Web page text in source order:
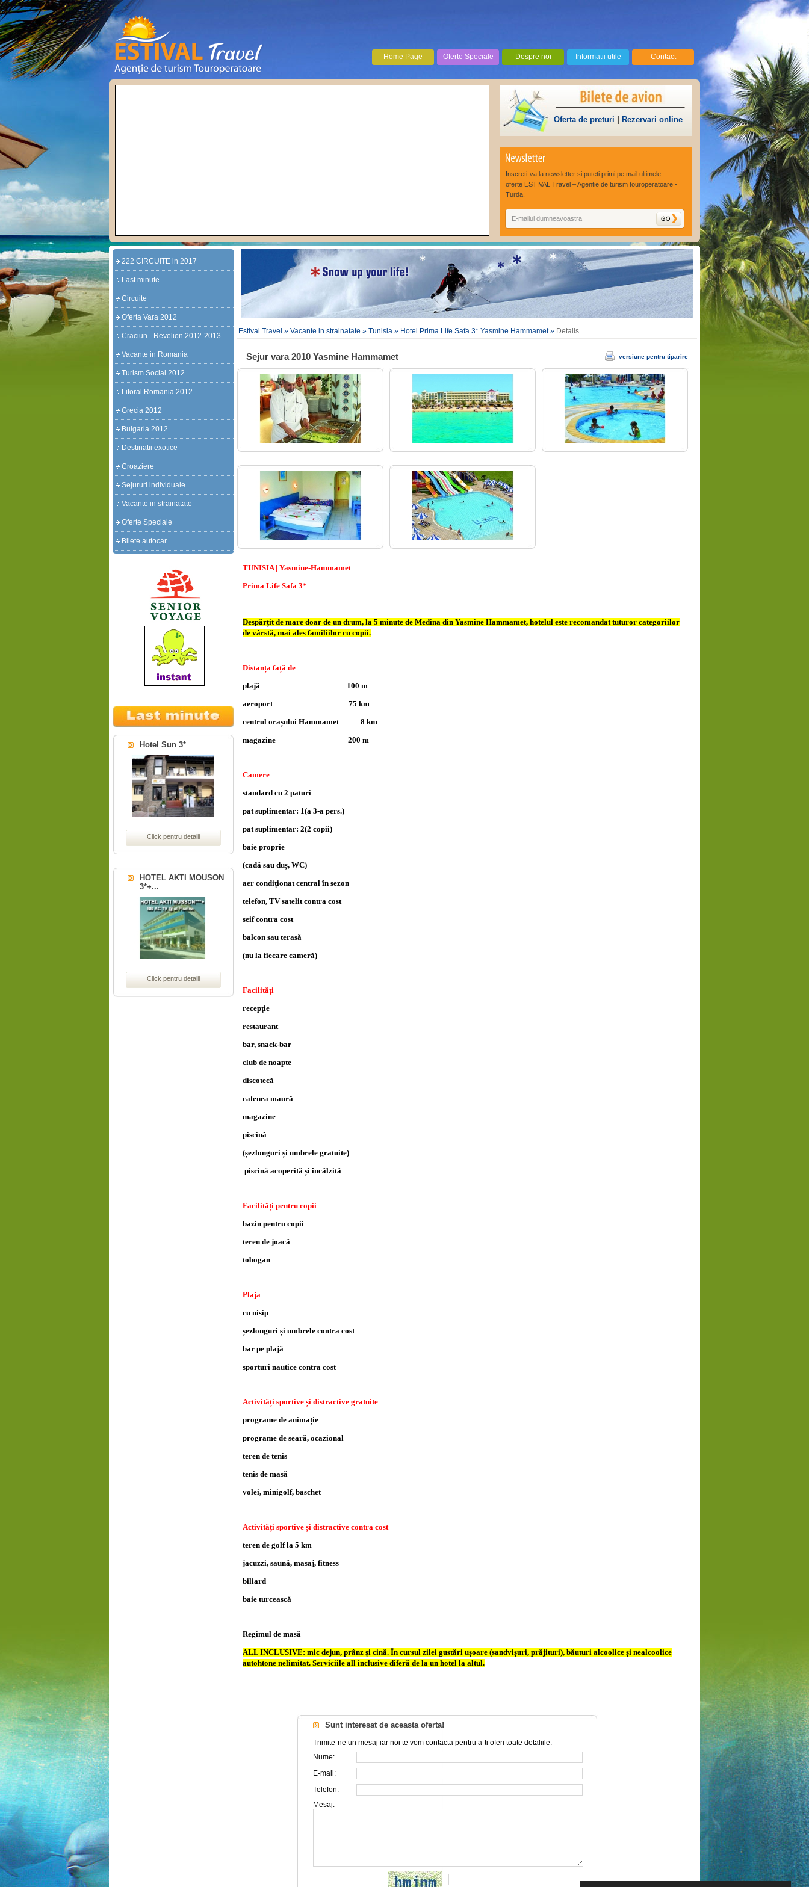
Home Page Oferte Speciale Despre noi Informatii utile Contact
Oferta de preturi Rezervari online
Inscreti-va la newsletter si puteti primi pe mail ultimele
oferte ESTIVAL Travel – Agentie de turism touroperatoare -
Turda.
222 CIRCUITE in 2017
Last minute
Circuite
Oferta Vara 2012
Craciun - Revelion 2012-2013
Vacante in Romania
Turism Social 2012
Litoral Romania 2012
Grecia 2012
Bulgaria 2012
Destinatii exotice
Croaziere
Sejururi individuale
Vacante in strainatate
Oferte Speciale
Bilete autocar
Hotel Sun 3*
Click pentru detalii
HOTEL AKTI MOUSON
3*+...
Click pentru detalii
Estival Travel » Vacante in strainatate » Tunisia » Hotel Prima Life Safa 3* Yasmine Hammamet » Details
versiune pentru tiparire
Sejur vara 2010 Yasmine Hammamet
TUNISIA | Yasmine-Hammamet
Prima Life Safa 3*
Despărțit de mare doar de un drum, la 5 minute de Medina din Yasmine Hammamet, hotelul este recomandat tuturor categoriilor
de vârstă, mai ales familiilor cu copii.
Distanța față de
plajă 100 m
aeroport 75 km
centrul orașului Hammamet 8 km
magazine 200 m
Camere
standard cu 2 paturi
pat suplimentar: 1(a 3-a pers.)
pat suplimentar: 2(2 copii)
baie proprie
(cadă sau duș, WC)
aer condiționat central în sezon
telefon, TV satelit contra cost
seif contra cost
balcon sau terasă
(nu la fiecare cameră)
Facilități
recepție
restaurant
bar, snack-bar
club de noapte
discotecă
cafenea maură
magazine
piscină
(șezlonguri și umbrele gratuite)
piscină acoperită și încălzită
Facilități pentru copii
bazin pentru copii
teren de joacă
tobogan
Plaja
cu nisip
șezlonguri și umbrele contra cost
bar pe plajă
sporturi nautice contra cost
Activități sportive și distractive gratuite
programe de animație
programe de seară, ocazional
teren de tenis
tenis de masă
volei, minigolf, baschet
Activități sportive și distractive contra cost
teren de golf la 5 km
jacuzzi, saună, masaj, fitness
biliard
baie turcească
Regimul de masă
ALL INCLUSIVE: mic dejun, prânz și cină. În cursul zilei gustări ușoare (sandvișuri, prăjituri), băuturi alcoolice și nealcoolice
autohtone nelimitat. Serviciile all inclusive diferă de la un hotel la altul.
Sunt interesat de aceasta oferta!
Trimite-ne un mesaj iar noi te vom contacta pentru a-ti oferi toate detaliile.
Nume:
E-mail:
Telefon:
Mesaj: